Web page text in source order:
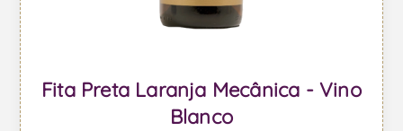
Fita Preta Laranja Mecânica - Vino
Blanco